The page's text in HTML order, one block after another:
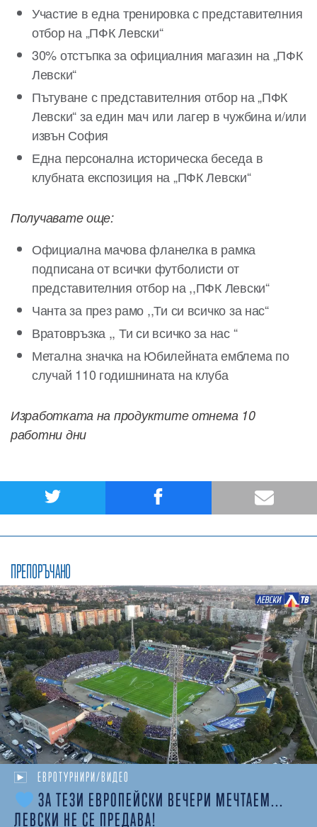
Участие в една тренировка с представителния
отбор на „ПФК Левски“
30% отстъпка за официалния магазин на „ПФК
Левски“
Пътуване с представителния отбор на „ПФК
Левски“ за един мач или лагер в чужбина и/или
извън София
Една персонална историческа беседа в
клубната експозиция на „ПФК Левски“
Получавате още:
Официална мачова фланелка в рамка
подписана от всички футболисти от
представителния отбор на ,,ПФК Левски“
Чанта за през рамо ,,Ти си всичко за нас“
Вратовръзка ,, Ти си всичко за нас “
Метална значка на Юбилейната емблема по
случай 110 годишнината на клуба
Изработката на продуктите отнема 10
работни дни
ПРЕПОРЪЧАНО
ЕВРОТУРНИРИ/ВИДЕО
ЗА ТЕЗИ ЕВРОПЕЙСКИ ВЕЧЕРИ МЕЧТАЕМ...
ЛЕВСКИ НЕ СЕ ПРЕДАВА!